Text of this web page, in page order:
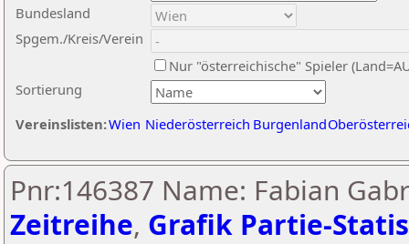
Sortierung
Bundesland
Spgem./Kreis/Verein
Nur "österreichische" Spieler
Vereinslisten:Wien Niederösterreich Burgenland
Pnr:146387 Name: Fabian
Zeitreihe, Grafik Partie-